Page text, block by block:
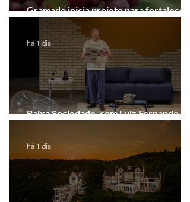
Gramado inicia projeto para fortalecer a
Rota do Vinho
Baixa Sociedade, com Luiz Fernando
Guimarães, chega a Novo Hamburgo
há 1 dia
há 1 dia